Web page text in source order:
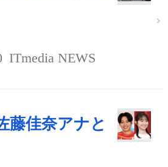
ITmedia NEWS
藤佳奈アナと